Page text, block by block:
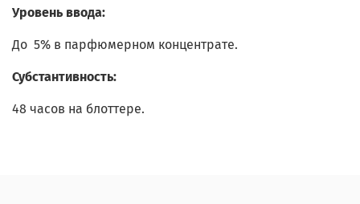
Уровень ввода:
До 5% в парфюмерном концентрате.
Субстантивность:
48 часов на блоттере.